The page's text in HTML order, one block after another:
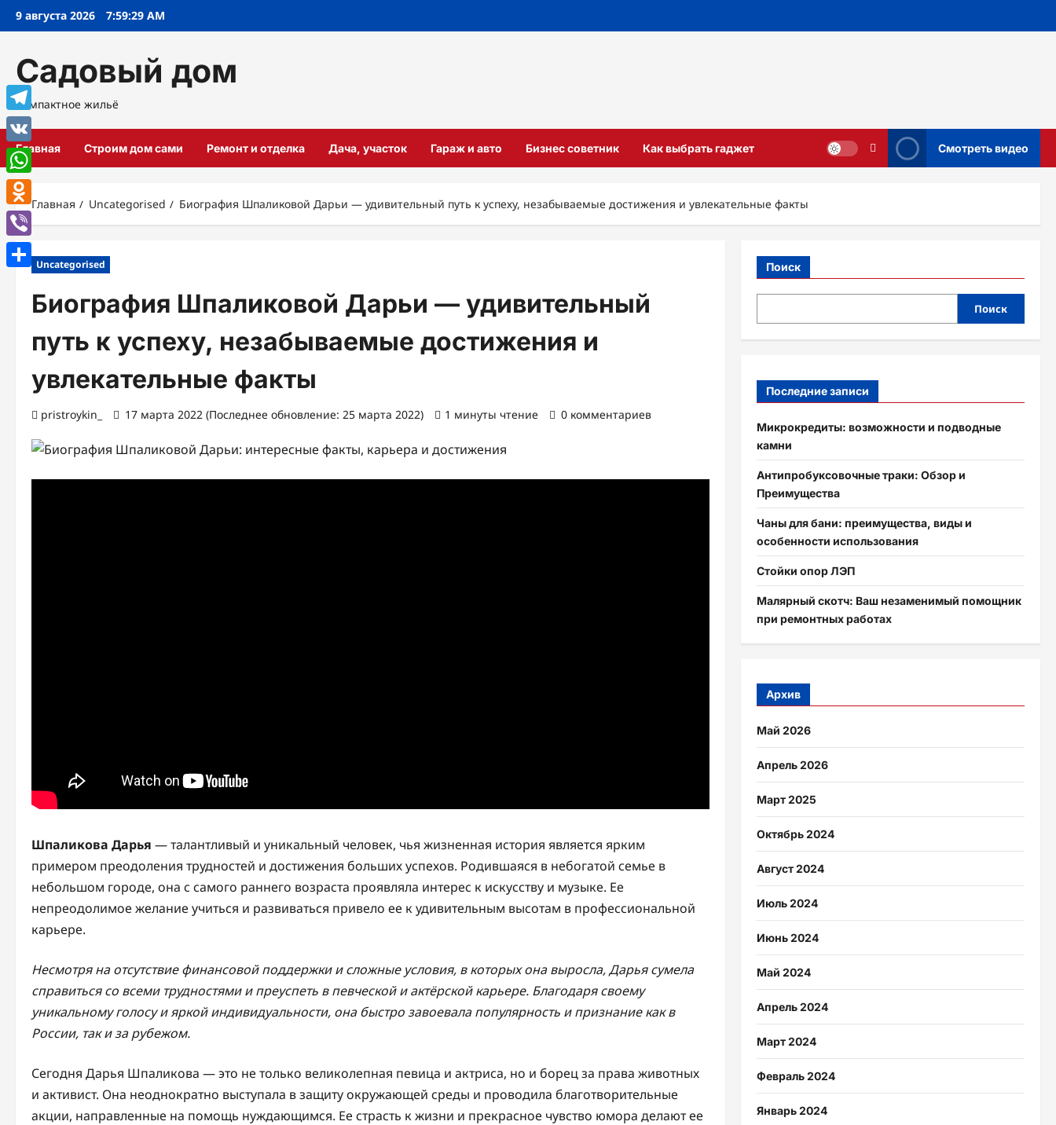
Перейти
9 августа 2026 7:59:30 AM
Садовый дом
Компактное жильё
Главная Строим дом сами Ремонт и отделка Дача, участок Гараж и авто Бизнес советник Как выбрать гаджет Смотреть видео
Главная Uncategorised Биография Шпаликовой Дарьи — удивительный путь к успеху, незабываемые достижения и увлекательные факты
Uncategorised
Биография Шпаликовой Дарьи — удивительный
путь к успеху, незабываемые достижения и
увлекательные факты
pristroykin_ 17 марта 2022 (Последнее обновление: 25 марта 2022) 1 минуты чтение 0 комментариев
Шпаликова Дарья — талантливый и уникальный человек, чья жизненная история является ярким
примером преодоления трудностей и достижения больших успехов. Родившаяся в небогатой семье в
небольшом городе, она с самого раннего возраста проявляла интерес к искусству и музыке. Ее
непреодолимое желание учиться и развиваться привело ее к удивительным высотам в профессиональной
карьере.
Несмотря на отсутствие финансовой поддержки и сложные условия, в которых она выросла, Дарья сумела
справиться со всеми трудностями и преуспеть в певческой и актёрской карьере. Благодаря своему
уникальному голосу и яркой индивидуальности, она быстро завоевала популярность и признание как в
России, так и за рубежом.
Сегодня Дарья Шпаликова — это не только великолепная певица и актриса, но и борец за права животных
и активист. Она неоднократно выступала в защиту окружающей среды и проводила благотворительные
акции, направленные на помощь нуждающимся. Ее страсть к жизни и прекрасное чувство юмора делают ее
Поиск
Поиск
Последние записи
Микрокредиты: возможности и подводные
камни
Антипробуксовочные траки: Обзор и
Преимущества
Чаны для бани: преимущества, виды и
особенности использования
Стойки опор ЛЭП
Малярный скотч: Ваш незаменимый помощник
при ремонтных работах
Архив
Май 2026
Апрель 2026
Март 2025
Октябрь 2024
Август 2024
Июль 2024
Июнь 2024
Май 2024
Апрель 2024
Март 2024
Февраль 2024
Январь 2024
Telegram
VK
WhatsApp
Odnoklassniki
Viber